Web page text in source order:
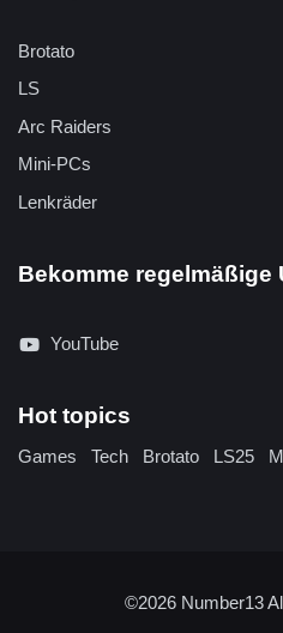
Brotato
LS
Arc Raiders
Mini-PCs
Lenkräder
Bekomme regelmäßige
YouTube
Hot topics
Games Tech Brotato LS25
©2026 Number13